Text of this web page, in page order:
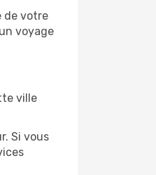
de votre
voyage
ville
Si vous